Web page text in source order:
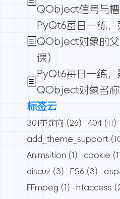
QObject信号与槽
PyQt6每日一练，
QObject对象的父
课）
PyQt6每日一练，
QObject对象名称
标签云
301重定向 (26) 404 (11)
add_theme_support
Animsition (1) cookie
discuz (3) ES6 (3)
FFmpeg (1) htaccess